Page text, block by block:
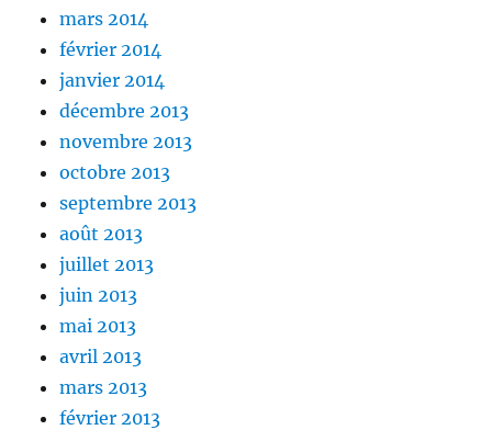
mars 2014
février 2014
janvier 2014
décembre 2013
novembre 2013
octobre 2013
septembre 2013
août 2013
juillet 2013
juin 2013
mai 2013
avril 2013
mars 2013
février 2013